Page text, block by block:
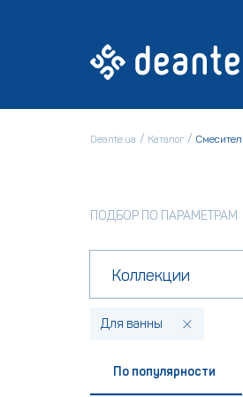
Deante.ua Каталог
ПОДБОР ПО ПАРАМЕТРАМ
Коллекции
Для ванны
По популярности